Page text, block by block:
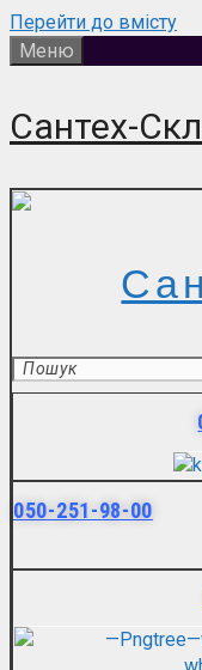
Перейти до вмісту
Меню
Сантех-
050-251-98-00